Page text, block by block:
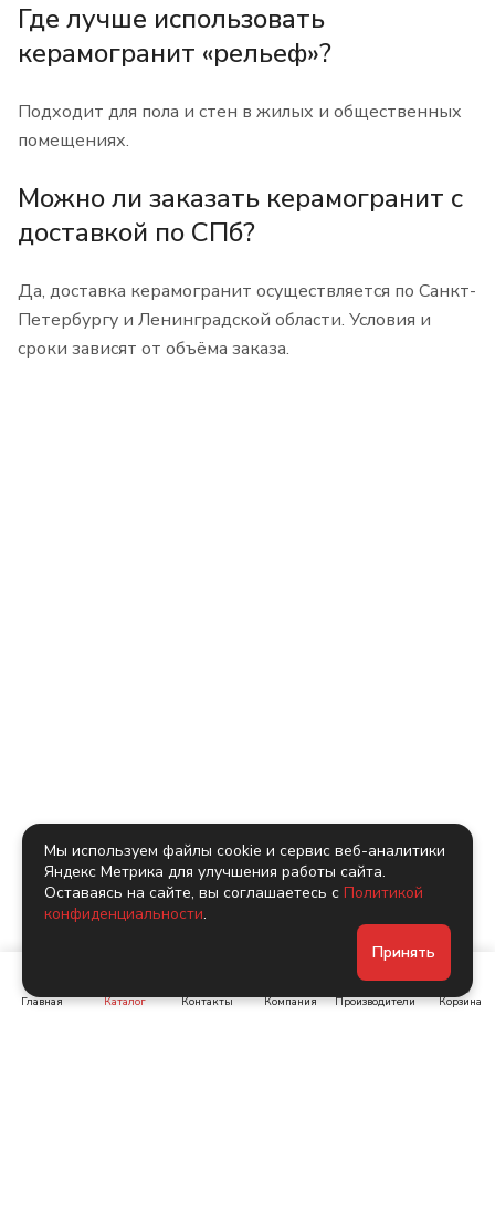
Где лучше использовать
керамогранит «рельеф»?
Подходит для пола и стен в жилых и общественных
помещениях.
Можно ли заказать керамогранит с
доставкой по СПб?
Да, доставка керамогранит осуществляется по Санкт-
Петербургу и Ленинградской области. Условия и
сроки зависят от объёма заказа.
Главная Каталог Контакты Компания Производители Корзина
Мы используем файлы cookie и сервис веб-аналитики
Яндекс Метрика для улучшения работы сайта.
Оставаясь на сайте, вы соглашаетесь с Политикой
конфиденциальности.
Принять